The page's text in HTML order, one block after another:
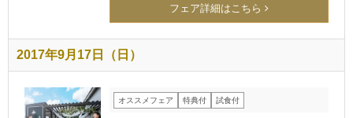
フェア詳細はこちら
2017年9月17日（日）
オススメフェア 特典付 試食付